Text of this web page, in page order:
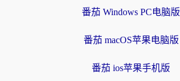
番茄 Windows PC电脑版
番茄 macOS苹果电脑版
番茄 ios苹果手机版